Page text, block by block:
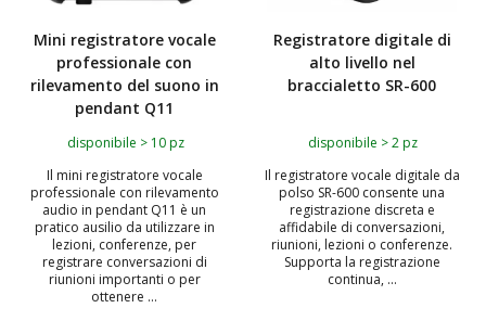
Mini registratore vocale
professionale con
rilevamento del suono in
pendant Q11
disponibile > 10 pz
Il mini registratore vocale
professionale con rilevamento
audio in pendant Q11 è un
pratico ausilio da utilizzare in
lezioni, conferenze, per
registrare conversazioni di
riunioni importanti o per
ottenere ...
Registratore digitale di
alto livello nel
braccialetto SR-600
disponibile > 2 pz
Il registratore vocale digitale da
polso SR-600 consente una
registrazione discreta e
affidabile di conversazioni,
riunioni, lezioni o conferenze.
Supporta la registrazione
continua, ...